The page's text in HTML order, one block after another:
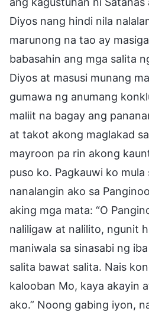
Diyos nang hindi nila
marunong na tao ay
babasahin ang mga salita
Diyos at masusi munang
gumawa ng anumang
maliit na bagay ang
at takot akong maglakad
mayroon pa rin akong
puso ko. Pagkauwi ko mula
nanalangin ako sa
aking mga mata: “O
naliligaw at nalilito, ngunit
maniwala sa sinasabi ng
salita bawat salita. Nais
kalooban Mo, kaya akayin
ako.” Noong gabing iyon,